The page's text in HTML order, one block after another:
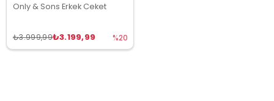
Only & Sons Erkek Ceket
₺3.199,99
₺3.999,99 %20